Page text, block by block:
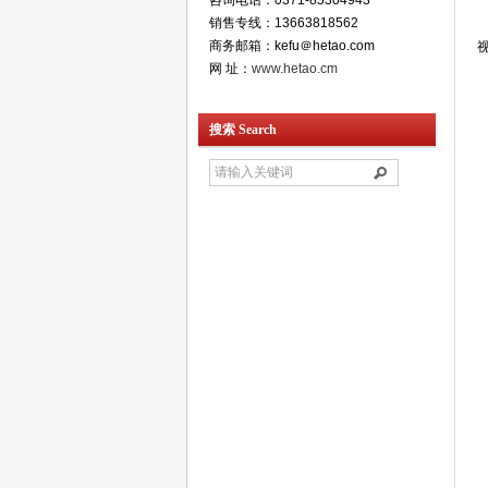
销售专线：13663818562
商务邮箱：kefu＠hetao.com
网 址： www.hetao.cm
搜索 Search